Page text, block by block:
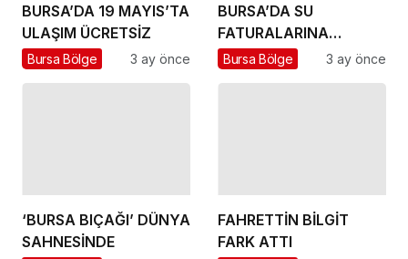
BURSA’DA 19 MAYIS’TA
ULAŞIM ÜCRETSİZ
Bursa Bölge 3 ay önce
BURSA’DA SU
FATURALARINA
İNDİRİM
Bursa Bölge 3 ay önce
‘BURSA BIÇAĞI’ DÜNYA
SAHNESİNDE
FAHRETTİN BİLGİT
FARK ATTI